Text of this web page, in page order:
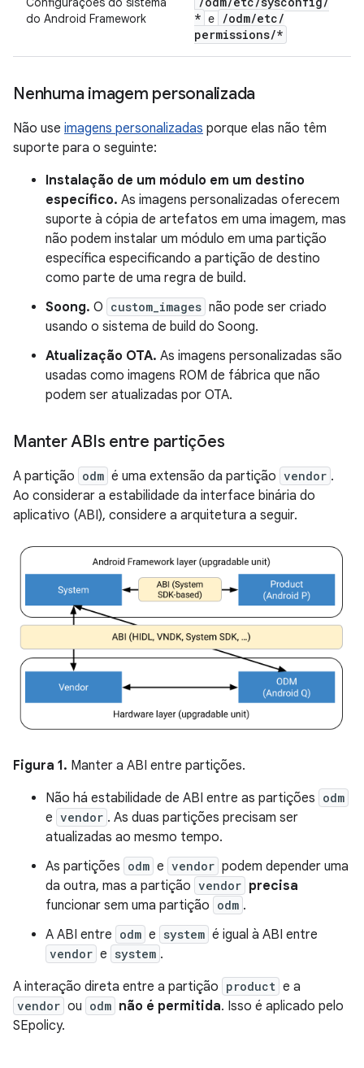
do Android Framework
* e /odm/etc/
permissions/*
Nenhuma imagem personalizada
Não use imagens personalizadas porque elas não têm
suporte para o seguinte:
Instalação de um módulo em um destino
específico. As imagens personalizadas oferecem
suporte à cópia de artefatos em uma imagem, mas
não podem instalar um módulo em uma partição
específica especificando a partição de destino
como parte de uma regra de build.
Soong. O custom_images não pode ser criado
usando o sistema de build do Soong.
Atualização OTA. As imagens personalizadas são
usadas como imagens ROM de fábrica que não
podem ser atualizadas por OTA.
Manter ABIs entre partições
A partição odm é uma extensão da partição vendor .
Ao considerar a estabilidade da interface binária do
aplicativo (ABI), considere a arquitetura a seguir.
Figura 1. Manter a ABI entre partições.
Não há estabilidade de ABI entre as partições odm
e vendor . As duas partições precisam ser
atualizadas ao mesmo tempo.
As partições odm e vendor podem depender uma
da outra, mas a partição vendor precisa
funcionar sem uma partição odm .
A ABI entre odm e system é igual à ABI entre
vendor e system .
A interação direta entre a partição product e a
vendor ou odm não é permitida. Isso é aplicado pelo
SEpolicy.